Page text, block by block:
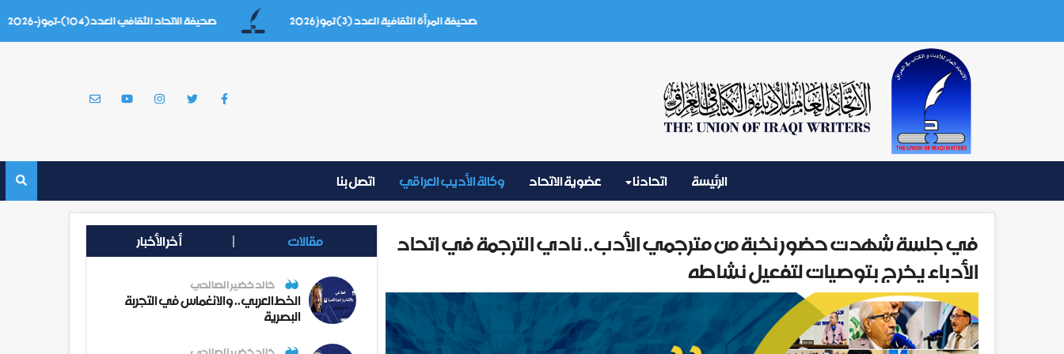
صحيفة المرأة الثقافية العدد (3) تموز 2026 صحيفة الاتحاد الثقافي العدد(104)-تموز-2026
الرئيسة اتحادنا عضوية الاتحاد وكالة الأديب العراقي اتصل بنا
في جلسة شهدت حضور نخبة من مترجمي الأدب.. نادي الترجمة في اتحاد
الأدباء يخرج بتوصيات لتفعيل نشاطه
مقالات أخر الأخبار
خالد خضير الصالحي
الخط العربي.. والانغماس في التجربة
البصرية